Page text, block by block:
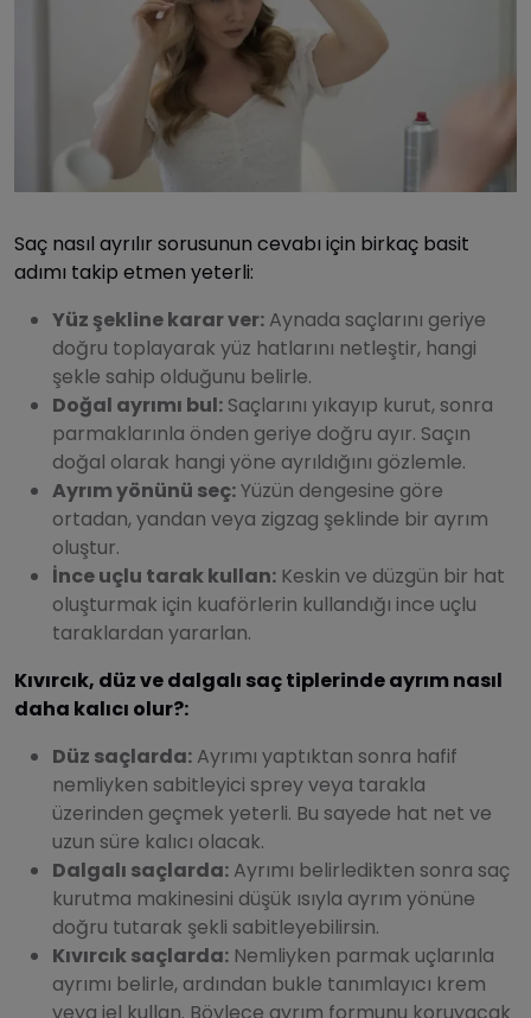
Saç nasıl ayrılır sorusunun cevabı için birkaç basit
adımı takip etmen yeterli:
Yüz şekline karar ver: Aynada saçlarını geriye
doğru toplayarak yüz hatlarını netleştir, hangi
şekle sahip olduğunu belirle.
Doğal ayrımı bul: Saçlarını yıkayıp kurut, sonra
parmaklarınla önden geriye doğru ayır. Saçın
doğal olarak hangi yöne ayrıldığını gözlemle.
Ayrım yönünü seç:Yüzün dengesine göre
ortadan, yandan veya zigzag şeklinde bir ayrım
oluştur.
İnce uçlu tarak kullan: Keskin ve düzgün bir hat
oluşturmak için kuaförlerin kullandığı ince uçlu
taraklardan yararlan.
Kıvırcık, düz ve dalgalı saç tiplerinde ayrım nasıl
daha kalıcı olur?:
Düz saçlarda: Ayrımı yaptıktan sonra hafif
nemliyken sabitleyici sprey veya tarakla
üzerinden geçmek yeterli. Bu sayede hat net ve
uzun süre kalıcı olacak.
Dalgalı saçlarda: Ayrımı belirledikten sonra saç
kurutma makinesini düşük ısıyla ayrım yönüne
doğru tutarak şekli sabitleyebilirsin.
Kıvırcık saçlarda: Nemliyken parmak uçlarınla
ayrımı belirle, ardından bukle tanımlayıcı krem